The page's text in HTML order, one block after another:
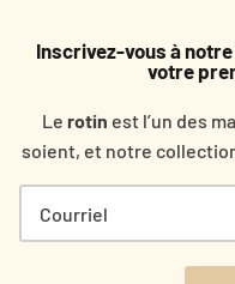
Inscrivez-vous à
votre
Le rotin est l’un des
soient, et notre